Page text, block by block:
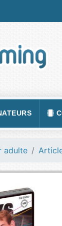
adulte